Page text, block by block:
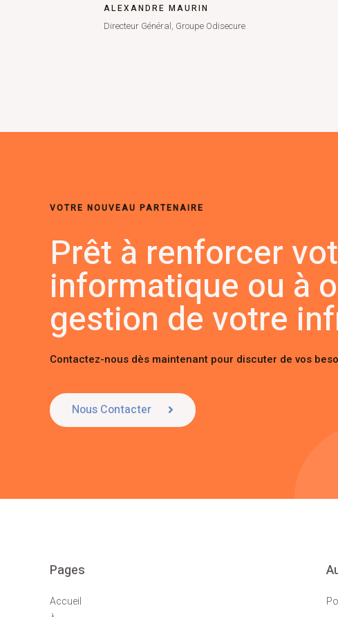
ALEXANDRE MAURIN
Directeur Général, Groupe Odisecure
VOTRE NOUVEAU PARTENAIRE
Prêt à renforcer
informatique ou à
gestion de votre
Contactez-nous dès maintenant pour discuter de vos
Nous Contacter
Pages
Accueil